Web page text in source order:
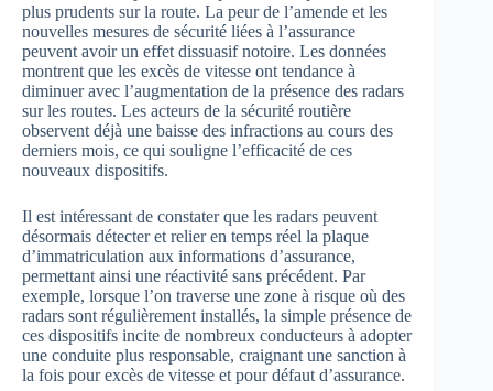
plus prudents sur la route. La peur de l’amende et les
nouvelles mesures de sécurité liées à l’assurance
peuvent avoir un effet dissuasif notoire. Les données
montrent que les excès de vitesse ont tendance à
diminuer avec l’augmentation de la présence des radars
sur les routes. Les acteurs de la sécurité routière
observent déjà une baisse des infractions au cours des
derniers mois, ce qui souligne l’efficacité de ces
nouveaux dispositifs.
Il est intéressant de constater que les radars peuvent
désormais détecter et relier en temps réel la plaque
d’immatriculation aux informations d’assurance,
permettant ainsi une réactivité sans précédent. Par
exemple, lorsque l’on traverse une zone à risque où des
radars sont régulièrement installés, la simple présence de
ces dispositifs incite de nombreux conducteurs à adopter
une conduite plus responsable, craignant une sanction à
la fois pour excès de vitesse et pour défaut d’assurance.